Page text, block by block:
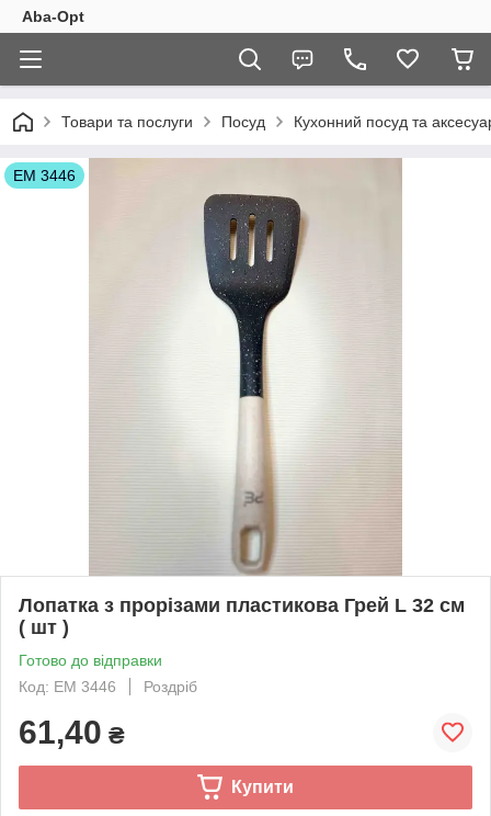
Aba-Opt
Товари та послуги Посуд Кухонний посуд та
ЕМ 3446
Лопатка з прорізами пластикова Грей L 32 cм
( шт )
Готово до відправки
Код: ЕМ 3446
Роздріб
61,40 ₴
Купити